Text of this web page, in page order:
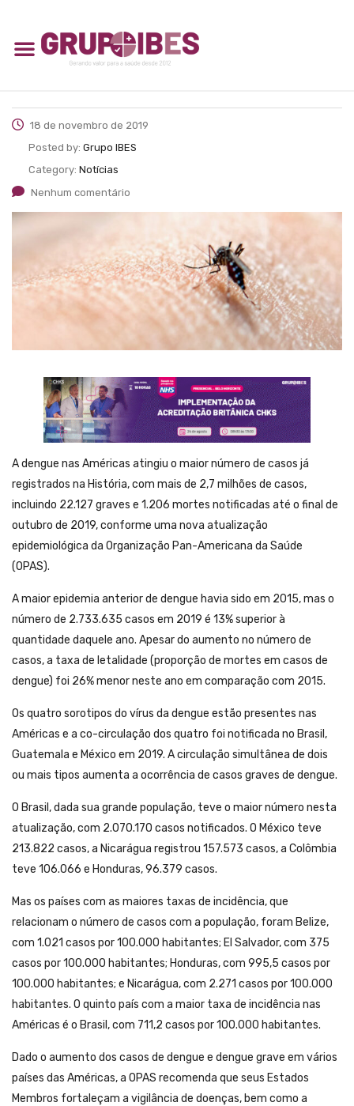
18 de novembro de 2019
Posted by: Grupo IBES
Category: Notícias
Nenhum comentário
A dengue nas Américas atingiu o maior número de casos já
registrados na História, com mais de 2,7 milhões de casos,
incluindo 22.127 graves e 1.206 mortes notificadas até o final de
outubro de 2019, conforme uma nova atualização
epidemiológica da Organização Pan-Americana da Saúde
(OPAS).
A maior epidemia anterior de dengue havia sido em 2015, mas o
número de 2.733.635 casos em 2019 é 13% superior à
quantidade daquele ano. Apesar do aumento no número de
casos, a taxa de letalidade (proporção de mortes em casos de
dengue) foi 26% menor neste ano em comparação com 2015.
Os quatro sorotipos do vírus da dengue estão presentes nas
Américas e a co-circulação dos quatro foi notificada no Brasil,
Guatemala e México em 2019. A circulação simultânea de dois
ou mais tipos aumenta a ocorrência de casos graves de dengue.
O Brasil, dada sua grande população, teve o maior número nesta
atualização, com 2.070.170 casos notificados. O México teve
213.822 casos, a Nicarágua registrou 157.573 casos, a Colômbia
teve 106.066 e Honduras, 96.379 casos.
Mas os países com as maiores taxas de incidência, que
relacionam o número de casos com a população, foram Belize,
com 1.021 casos por 100.000 habitantes; El Salvador, com 375
casos por 100.000 habitantes; Honduras, com 995,5 casos por
100.000 habitantes; e Nicarágua, com 2.271 casos por 100.000
habitantes. O quinto país com a maior taxa de incidência nas
Américas é o Brasil, com 711,2 casos por 100.000 habitantes.
Dado o aumento dos casos de dengue e dengue grave em vários
países das Américas, a OPAS recomenda que seus Estados
Membros fortaleçam a vigilância de doenças, bem como a